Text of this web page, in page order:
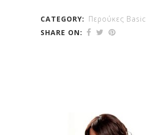
CATEGORY: Περούκες Basic
SHARE ON: